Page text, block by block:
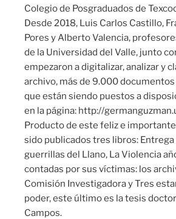
Colegio de Posgraduados de
Desde 2018, Luis Carlos Castillo,
Pores y Alberto Valencia,
de la Universidad del Valle, junto
empezaron a digitalizar, analizar y
archivo, más de 9.000
que están siendo puestos a
en la página: http://
Producto de este feliz e importante
sido publicados tres libros: Entrega
guerrillas del Llano, La Violencia
contadas por sus víctimas: los
Comisión Investigadora y Tres
poder, este último es la tesis
Campos.